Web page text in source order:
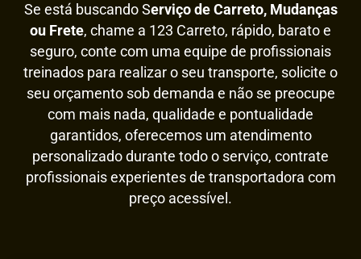
Se está buscando Serviço de Carreto, Mudanças
ou Frete, chame a 123 Carreto, rápido, barato e
seguro, conte com uma equipe de profissionais
treinados para realizar o seu transporte, solicite o
seu orçamento sob demanda e não se preocupe
com mais nada, qualidade e pontualidade
garantidos, oferecemos um atendimento
personalizado durante todo o serviço, contrate
profissionais experientes de transportadora com
preço acessível.